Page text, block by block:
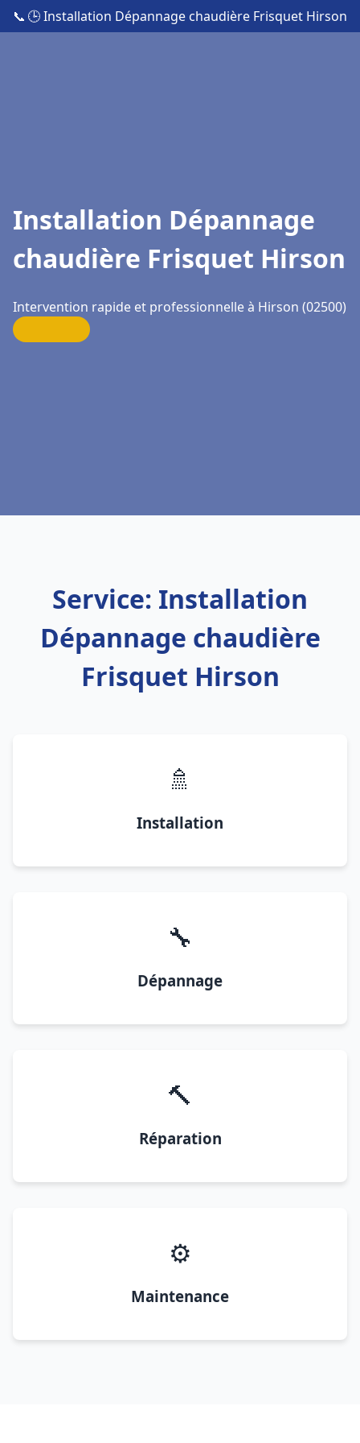
📞 🕒 Installation Dépannage chaudière Frisquet Hirson
Installation Dépannage
chaudière Frisquet Hirson
Intervention rapide et professionnelle à Hirson (02500)
Service: Installation
Dépannage chaudière
Frisquet Hirson
🚿
Installation
🔧
Dépannage
🔨
Réparation
⚙️
Maintenance